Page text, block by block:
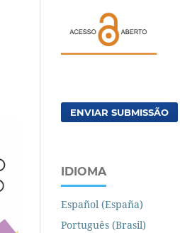
ENVIAR SUBMISSÃO
IDIOMA
Español (España)
Português (Brasil)